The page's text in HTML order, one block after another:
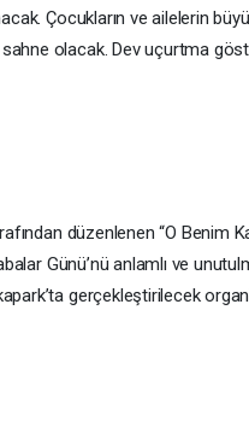
Çocukların ve ailelerin
olacak. Dev uçurtma
düzenlenen “O Benim
Günü’nü anlamlı ve
gerçekleştirilecek